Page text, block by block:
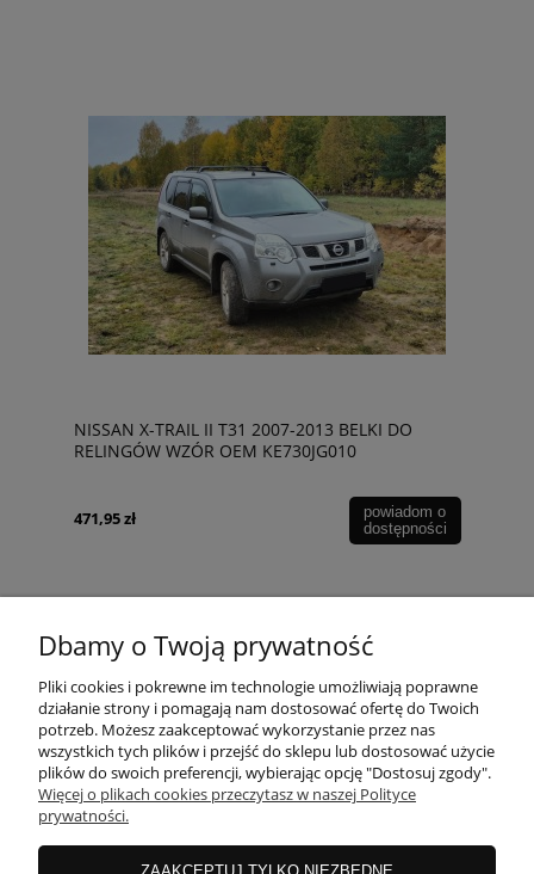
NISSAN X-TRAIL II T31 2007-2013 BELKI DO
RELINGÓW WZÓR OEM KE730JG010
471,95 zł
powiadom o
dostępności
POMOC
MOJE KONTO
PŁATNOŚCI I DOSTAWA
Dbamy o Twoją prywatność
Pliki cookies i pokrewne im technologie umożliwiają poprawne
działanie strony i pomagają nam dostosować ofertę do Twoich
potrzeb. Możesz zaakceptować wykorzystanie przez nas
wszystkich tych plików i przejść do sklepu lub dostosować użycie
plików do swoich preferencji, wybierając opcję "Dostosuj zgody".
Więcej o plikach cookies przeczytasz w naszej Polityce
prywatności.